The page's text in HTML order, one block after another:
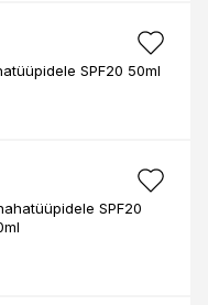
SPF20 50ml
SPF20